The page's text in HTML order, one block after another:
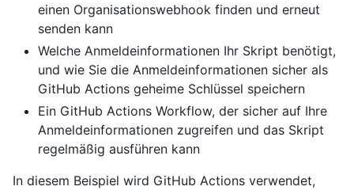
einen Organisationswebhook finden und erneut
senden kann
Welche Anmeldeinformationen Ihr Skript benötigt,
und wie Sie die Anmeldeinformationen sicher als
GitHub Actions geheime Schlüssel speichern
Ein GitHub Actions Workflow, der sicher auf Ihre
Anmeldeinformationen zugreifen und das Skript
regelmäßig ausführen kann
In diesem Beispiel wird GitHub Actions verwendet,